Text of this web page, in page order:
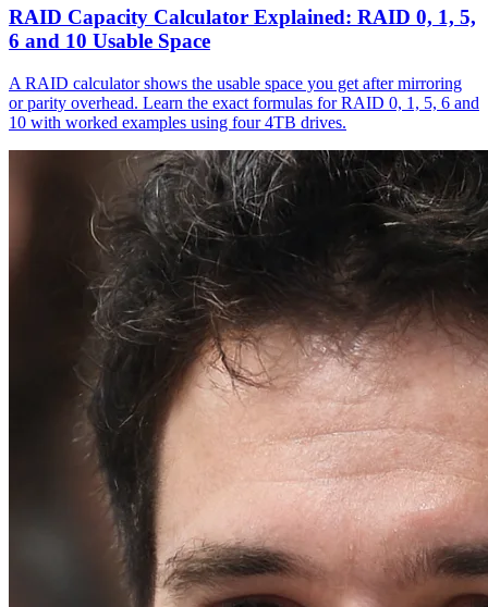
RAID Capacity Calculator Explained: RAID 0, 1, 5,
6 and 10 Usable Space
A RAID calculator shows the usable space you get after mirroring
or parity overhead. Learn the exact formulas for RAID 0, 1, 5, 6 and
10 with worked examples using four 4TB drives.